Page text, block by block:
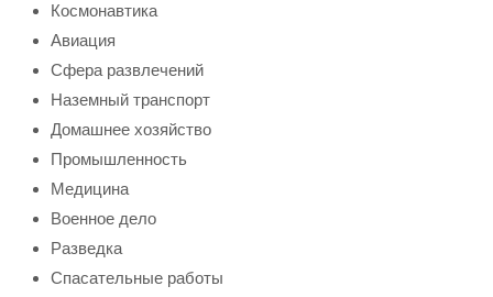
Космонавтика
Авиация
Сфера развлечений
Наземный транспорт
Домашнее хозяйство
Промышленность
Медицина
Военное дело
Разведка
Спасательные работы